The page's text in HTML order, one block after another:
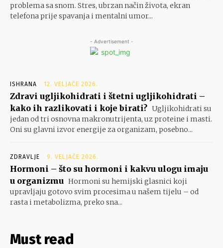
problema sa snom. Stres, ubrzan način života, ekran
telefona prije spavanja i mentalni umor...
- Advertisement -
ISHRANA 12. VELJAČE 2026.
Zdravi ugljikohidrati i štetni ugljikohidrati –
kako ih razlikovati i koje birati? Ugljikohidrati su
jedan od tri osnovna makronutrijenta, uz proteine i masti.
Oni su glavni izvor energije za organizam, posebno...
ZDRAVLJE 9. VELJAČE 2026.
Hormoni – što su hormoni i kakvu ulogu imaju
u organizmu Hormoni su hemijski glasnici koji
upravljaju gotovo svim procesima u našem tijelu – od
rasta i metabolizma, preko sna...
Must read